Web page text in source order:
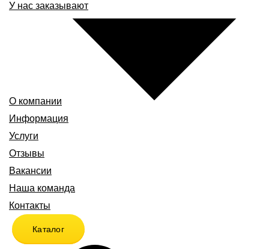
У нас заказывают
О компании
Информация
Услуги
Отзывы
Вакансии
Наша команда
Контакты
Каталог